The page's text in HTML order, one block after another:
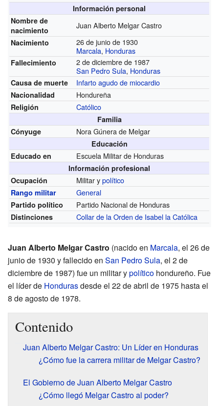
Información personal
Nombre de
nacimiento
Juan Alberto Melgar Castro
Nacimiento
26 de junio de 1930
Marcala, Honduras
Fallecimiento
2 de diciembre de 1987
San Pedro Sula, Honduras
Causa de muerte Infarto agudo de miocardio
Nacionalidad Hondureña
Religión Católico
Familia
Cónyuge
Nora Gúnera de Melgar
Educación
Educado en
Escuela Militar de Honduras
Información profesional
Ocupación
Militar ypolítico
Rango militar General
Partido político Partido Nacional de Honduras
Distinciones Collar de la Orden de Isabel la Católica
Juan Alberto Melgar Castro (nacido en Marcala, el 26 de
junio de 1930 y fallecido en San Pedro Sula, el 2 de
diciembre de 1987) fue un militar ypolítico hondureño. Fue
el líder de Hondurasdesde el 22 de abril de 1975 hasta el
8 de agosto de 1978.
Contenido
Juan Alberto Melgar Castro: Un Líder en Honduras
¿Cómo fue la carrera militar de Melgar Castro?
El Gobierno de Juan Alberto Melgar Castro
¿Cómo llegó Melgar Castro al poder?